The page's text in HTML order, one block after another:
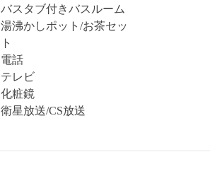
バスタブ付きバスルーム
湯沸かしポット/お茶セッ
ト
電話
テレビ
化粧鏡
衛星放送/CS放送